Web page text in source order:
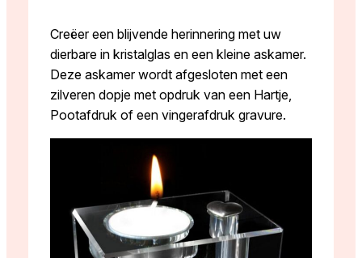
Creëer een blijvende herinnering met uw
dierbare in kristalglas en een kleine askamer.
Deze askamer wordt afgesloten met een
zilveren dopje met opdruk van een Hartje,
Pootafdruk of een vingerafdruk gravure.